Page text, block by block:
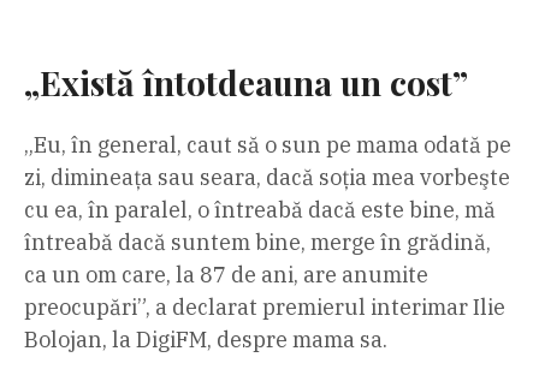
„Există întotdeauna un cost”
„Eu, în general, caut să o sun pe mama odată pe
zi, dimineaţa sau seara, dacă soţia mea vorbeşte
cu ea, în paralel, o întreabă dacă este bine, mă
întreabă dacă suntem bine, merge în grădină,
ca un om care, la 87 de ani, are anumite
preocupări”, a declarat premierul interimar Ilie
Bolojan, la DigiFM, despre mama sa.